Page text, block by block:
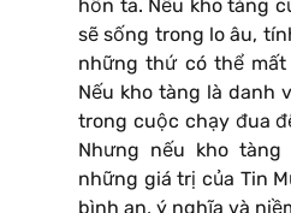
hồn ta. Nếu kho tàng
sẽ sống trong lo âu,
những thứ có thể
Nếu kho tàng là danh
trong cuộc chạy đua
Nhưng nếu kho tàng
những giá trị của Tin
bình an, ý nghĩa và